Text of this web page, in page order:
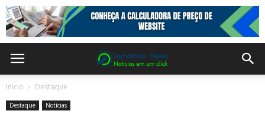
Inicio Destaque
Destaque Notícias